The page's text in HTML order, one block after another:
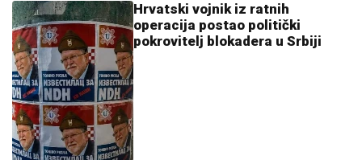
Hrvatski vojnik iz ratnih
operacija postao politički
pokrovitelj blokadera u Srbiji